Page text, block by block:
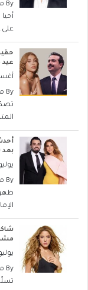
By
عيد
By
بعد
يوليو 23,
By
يوليو 20,
By